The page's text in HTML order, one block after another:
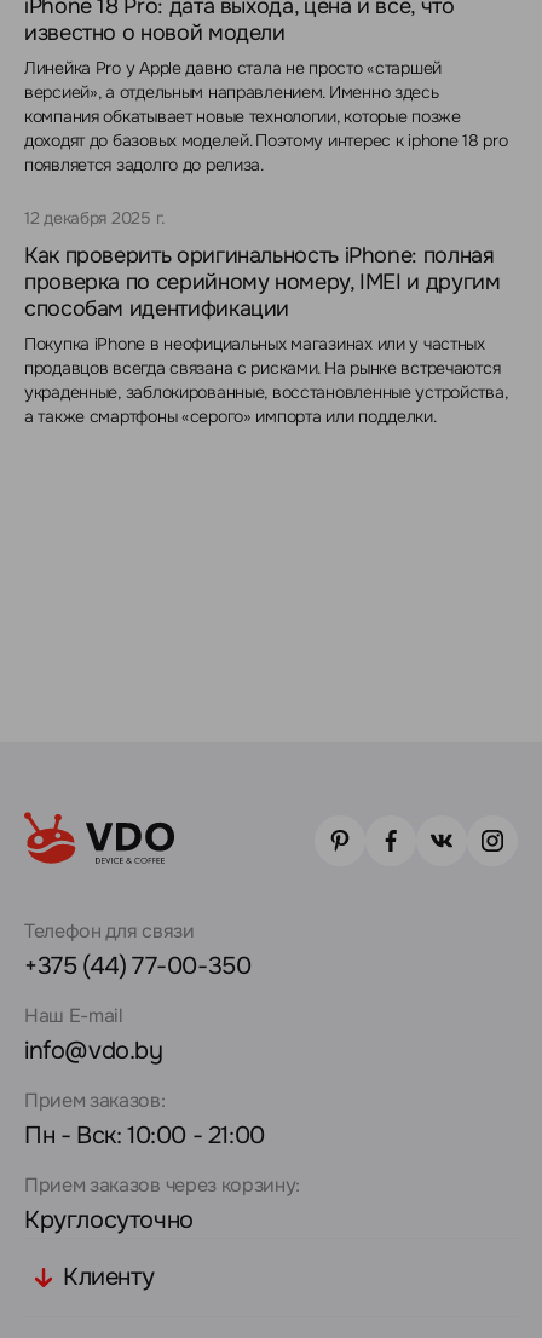
iPhone 18 Pro: дата выхода, цена и всё, что
известно о новой модели
Линейка Pro у Apple давно стала не просто «старшей
версией», а отдельным направлением. Именно здесь
компания обкатывает новые технологии, которые позже
доходят до базовых моделей. Поэтому интерес к iphone 18 pro
появляется задолго до релиза.
12 декабря 2025 г.
Как проверить оригинальность iPhone: полная
проверка по серийному номеру, IMEI и другим
способам идентификации
Покупка iPhone в неофициальных магазинах или у частных
продавцов всегда связана с рисками. На рынке встречаются
украденные, заблокированные, восстановленные устройства,
а также смартфоны «серого» импорта или подделки.
Телефон для связи
+375 (44) 77-00-350
Наш E-mail
info@vdo.by
Прием заказов:
Пн - Вск: 10:00 - 21:00
Прием заказов через корзину:
Круглосуточно
Клиенту